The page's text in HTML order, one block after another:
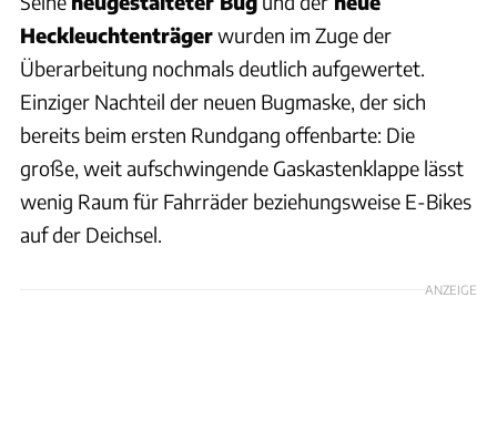
Heckleuchtenträgerwurden im Zuge der
Überarbeitung nochmals deutlich aufgewertet.
Einziger Nachteil der neuen Bugmaske, der sich
bereits beim ersten Rundgang offenbarte: Die
große, weit aufschwingende Gaskastenklappe lässt
wenig Raum für Fahrräder beziehungsweise E-Bikes
auf der Deichsel.
ANZEIGE